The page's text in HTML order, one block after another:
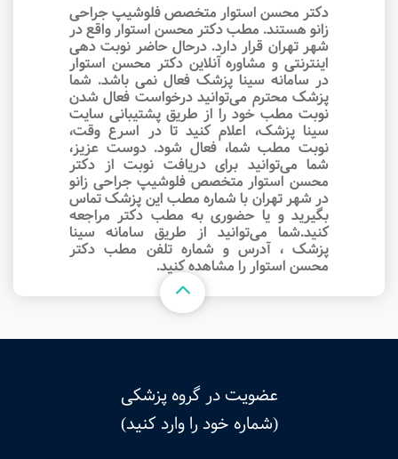
دکتر محسن استوار متخصص فلوشیپ جراحی
زانو هستند. مطب دکتر محسن استوار واقع در
شهر تهران قرار دارد. درحال حاضر نوبت‌ دهی
اینترنتی و مشاوره آنلاین دکتر محسن استوار
در سامانه سینا پزشک فعال نمی باشد. شما
پزشک محترم می‌توانید درخواست فعال شدن
نوبت مطب خود را از طریق پشتیبانی سایت
سینا پزشک، اعلام کنید تا در اسرع وقت‌،
نوبت مطب شما، فعال شود. دوست عزیز،
شما می‌توانید برای دریافت نوبت از دکتر
محسن استوار متخصص فلوشیپ جراحی زانو
در شهر تهران با شماره مطب این پزشک تماس
بگیرید و یا حضوری به مطب دکتر مراجعه
کنید.شما می‌توانید از طریق سامانه سینا
پزشک ، آدرس و شماره تلفن مطب دکتر
محسن استوار را مشاهده کنید.
عضویت در گروه پزشکی
(شماره خود را وارد کنید)